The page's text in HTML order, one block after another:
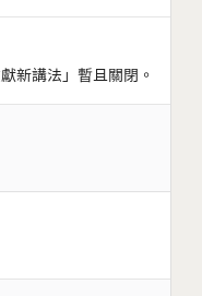
新講法」暫且關閉。